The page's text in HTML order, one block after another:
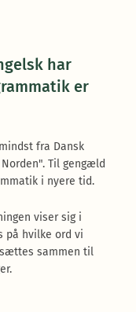
har
er
fra Dansk
Til gengæld
i nyere tid.
viser sig i
på hvilke ord vi
sættes sammen til